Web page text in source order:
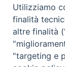
Apertura Anno
Giubilare 2025
Utilizziamo
finalità
altre finalità
"targeting e